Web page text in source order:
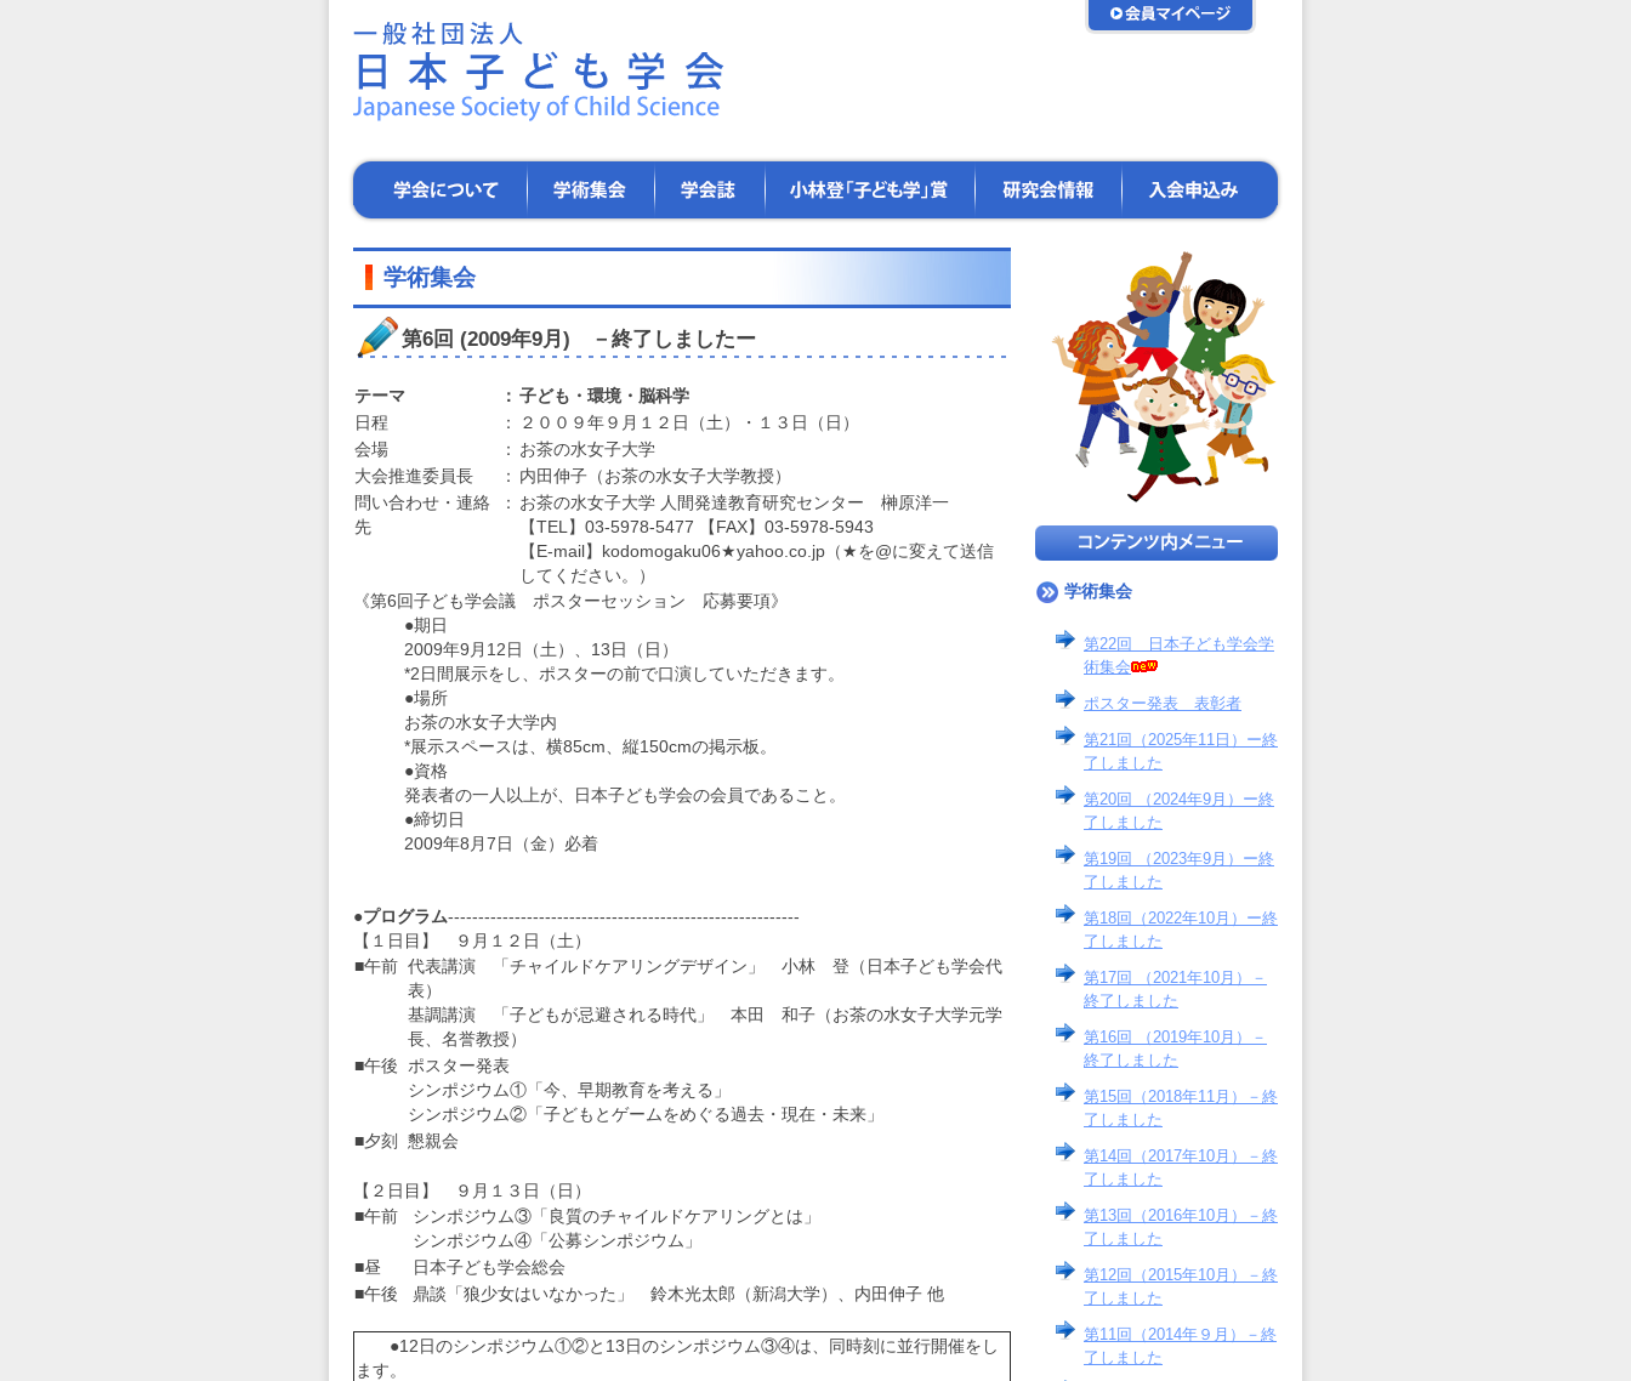
一
般
社
団
法
日
子
会
子
も
た
ち
の
健
や
か
育
員
学
に
集
誌
登
学」
会
申
学術集会
第6回 (2009年9月) －終了しましたー
テーマ ： 子ども・環境・脳科学
日程
：
２００９年９月１２日（土）・１３日（日）
会場
： お茶の水女子大学
大会推進委員長
： 内田伸子（お茶の水女子大学教授）
問い合わせ・連絡
先
： お茶の水女子大学 人間発達教育研究センター 榊原洋一
【TEL】03-5978-5477 【FAX】03-5978-5943
【E-mail】kodomogaku06★yahoo.co.jp（★を@に変えて送信
してください。）
《第6回子ども学会議 ポスターセッション 応募要項》
●期日
2009年9月12日（土）、13日（日）
*2日間展示をし、ポスターの前で口演していただきます。
●場所
お茶の水女子大学内
*展示スペースは、横85cm、縦150cmの掲示板。
●資格
発表者の一人以上が、日本子ども学会の会員であること。
●締切日
2009年8月7日（金）必着
●プログラム----------------------------------------------------------
【１日目】 ９月１２日（土）
■午前 代表講演 「チャイルドケアリングデザイン」 小林 登（日本子ども学会代
表）
基調講演 「子どもが忌避される時代」 本田 和子（お茶の水女子大学元学
長、名誉教授）
■午後
ポスター発表
シンポジウム①「今、早期教育を考える」
シンポジウム②「子どもとゲームをめぐる過去・現在・未来」
■夕刻
懇親会
【２日目】 ９月１３日（日）
■午前
シンポジウム③「良質のチャイルドケアリングとは」
シンポジウム④「公募シンポジウム」
■昼
日本子ども学会総会
■午後
鼎談「狼少女はいなかった」 鈴木光太郎（新潟大学）、内田伸子 他
●12日のシンポジウム①②と13日のシンポジウム③④は、同時刻に並行開催をし
ます。
学術集会
第22回 日本子ども学会学
術集会
ポスター発表 表彰者
第21回（2025年11日）ー終
了しました
第20回 （2024年9月）ー終
了しました
第19回 （2023年9月）ー終
了しました
第18回（2022年10月）ー終
了しました
第17回 （2021年10月）－
終了しました
第16回 （2019年10月）－
終了しました
第15回（2018年11月）－終
了しました
第14回（2017年10月）－終
了しました
第13回（2016年10月）－終
了しました
第12回（2015年10月）－終
了しました
第11回（2014年９月）－終
了しました